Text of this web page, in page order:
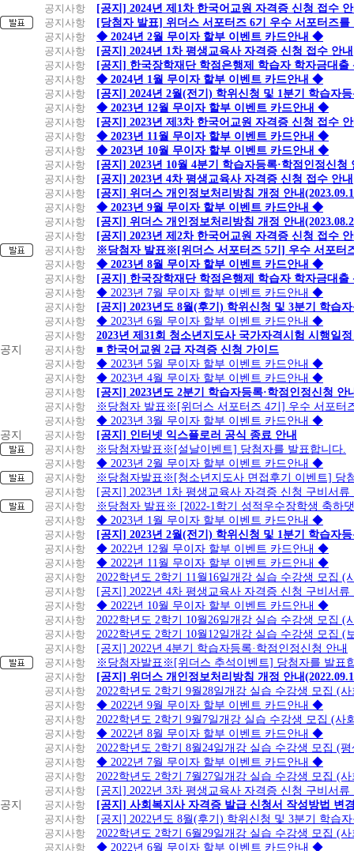
공지사항
[공지] 2024년 제1차 한국어교원 자격증 신청 접수
공지사항
[당첨자 발표] 위더스 서포터즈 6기 우수 서포터즈를
공지사항
◆ 2024년 2월 무이자 할부 이벤트 카드안내 ◆
공지사항
[공지] 2024년 1차 평생교육사 자격증 신청 접수 안내
공지사항
[공지] 한국장학재단 학점은행제 학습자 학자금대출
공지사항
◆ 2024년 1월 무이자 할부 이벤트 카드안내 ◆
공지사항
[공지] 2024년 2월(전기) 학위신청 및 1분기 학습자
공지사항
◆ 2023년 12월 무이자 할부 이벤트 카드안내 ◆
공지사항
[공지] 2023년 제3차 한국어교원 자격증 신청 접수
공지사항
◆ 2023년 11월 무이자 할부 이벤트 카드안내 ◆
공지사항
◆ 2023년 10월 무이자 할부 이벤트 카드안내 ◆
공지사항
[공지] 2023년 10월 4분기 학습자등록·학점인정신청
공지사항
[공지] 2023년 4차 평생교육사 자격증 신청 접수 안내
공지사항
[공지] 위더스 개인정보처리방침 개정 안내
공지사항
◆ 2023년 9월 무이자 할부 이벤트 카드안내 ◆
공지사항
[공지] 위더스 개인정보처리방침 개정 안내
공지사항
[공지] 2023년 제2차 한국어교원 자격증 신청 접수
공지사항
※당첨자 발표※[위더스 서포터즈 5기] 우수 서포터
공지사항
◆ 2023년 8월 무이자 할부 이벤트 카드안내 ◆
공지사항
[공지] 한국장학재단 학점은행제 학습자 학자금대출
공지사항
◆ 2023년 7월 무이자 할부 이벤트 카드안내 ◆
공지사항
[공지] 2023년도 8월(후기) 학위신청 및 3분기 학습
공지사항
◆ 2023년 6월 무이자 할부 이벤트 카드안내 ◆
공지사항
2023년 제31회 청소년지도사 국가자격시험 시행일
공지
공지사항
■ 한국어교원 2급 자격증 신청 가이드
공지사항
◆ 2023년 5월 무이자 할부 이벤트 카드안내 ◆
공지사항
◆ 2023년 4월 무이자 할부 이벤트 카드안내 ◆
공지사항
[공지] 2023년도 2분기 학습자등록·학점인정신청 안
공지사항
※당첨자 발표※[위더스 서포터즈 4기] 우수 서포터
공지사항
◆ 2023년 3월 무이자 할부 이벤트 카드안내 ◆
공지
공지사항
[공지] 인터넷 익스플로러 공식 종료 안내
공지사항
※당첨자발표※[설날이벤트] 당첨자를 발표합니다.
공지사항
◆ 2023년 2월 무이자 할부 이벤트 카드안내 ◆
공지사항
※당첨자발표※[청소년지도사 면접후기 이벤트] 당
공지사항
[공지] 2023년 1차 평생교육사 자격증 신청 구비서류
공지사항
※당첨자 발표※ [2022-1학기 성적우수장학생 축하
공지사항
◆ 2023년 1월 무이자 할부 이벤트 카드안내 ◆
공지사항
[공지] 2023년 2월(전기) 학위신청 및 1분기 학습자
공지사항
◆ 2022년 12월 무이자 할부 이벤트 카드안내 ◆
공지사항
◆ 2022년 11월 무이자 할부 이벤트 카드안내 ◆
공지사항
2022학년도 2학기 11월16일개강 실습 수강생 모집
공지사항
[공지] 2022년 4차 평생교육사 자격증 신청 구비서류
공지사항
◆ 2022년 10월 무이자 할부 이벤트 카드안내 ◆
공지사항
2022학년도 2학기 10월26일개강 실습 수강생 모집 (
공지사항
2022학년도 2학기 10월12일개강 실습 수강생 모집 (
공지사항
[공지] 2022년 4분기 학습자등록·학점인정신청 안내
공지사항
※당첨자발표※[위더스 추석이벤트] 당첨자를 발표
공지사항
[공지] 위더스 개인정보처리방침 개정 안내
공지사항
2022학년도 2학기 9월28일개강 실습 수강생 모집 (
공지사항
◆ 2022년 9월 무이자 할부 이벤트 카드안내 ◆
공지사항
2022학년도 2학기 9월7일개강 실습 수강생 모집 (사
공지사항
◆ 2022년 8월 무이자 할부 이벤트 카드안내 ◆
공지사항
2022학년도 2학기 8월24일개강 실습 수강생 모집 (
공지사항
◆ 2022년 7월 무이자 할부 이벤트 카드안내 ◆
공지사항
2022학년도 2학기 7월27일개강 실습 수강생 모집 (
공지사항
[공지] 2022년 3차 평생교육사 자격증 신청 구비서류
공지
공지사항
[공지] 사회복지사 자격증 발급 신청서 작성방법 변
공지사항
[공지] 2022년도 8월(후기) 학위신청 및 3분기 학습
공지사항
2022학년도 2학기 6월29일개강 실습 수강생 모집 (
공지사항
◆ 2022년 6월 무이자 할부 이벤트 카드안내 ◆